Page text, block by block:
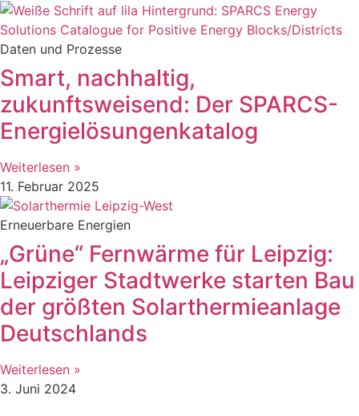
Daten und Prozesse
Smart, nachhaltig,
zukunftsweisend: Der SPARCS-
Energielösungenkatalog
Weiterlesen »
11. Februar 2025
Erneuerbare Energien
„Grüne“ Fernwärme für Leipzig:
Leipziger Stadtwerke starten Bau
der größten Solarthermieanlage
Deutschlands
Weiterlesen »
3. Juni 2024